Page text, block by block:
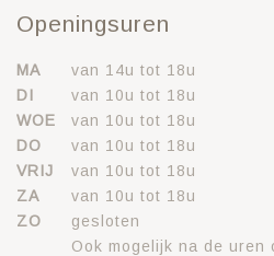
Openingsuren
MA
van 14u tot 18u
DI
van 10u tot 18u
WOE
van 10u tot 18u
DO
van 10u tot 18u
VRIJ
van 10u tot 18u
ZA
van 10u tot 18u
ZO
gesloten
Ook mogelijk na de uren